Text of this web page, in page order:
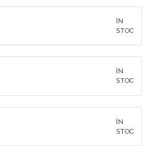
ÎN
STOC
ÎN
STOC
ÎN
STOC